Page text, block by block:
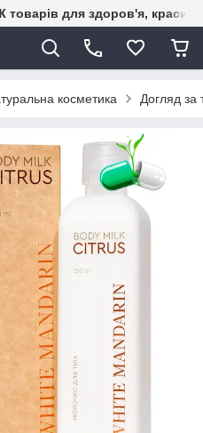
для здоров'я, краси
косметика Догляд за